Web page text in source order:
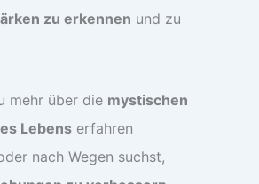
zu erkennen und zu
mehr über die mystischen
Lebens erfahren
nach Wegen suchst,